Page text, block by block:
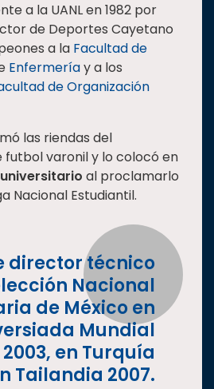
a la UANL en 1982 por
de Deportes Cayetano
a la Facultad de
Enfermeríay a los
de Organización
las riendas del
varonil y lo colocó en
al proclamarlo
Nacional Estudiantil.
director técnico
Nacional
de México en
Mundial
en Turquía
Tailandia 2007.